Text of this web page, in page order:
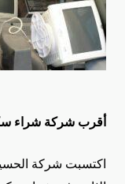
أقرب شركة شراء
اكتسبت شركة